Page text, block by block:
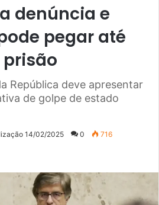
denúncia e
pegar até
prisão
República deve apresentar
de golpe de estado
14/02/2025 0 716